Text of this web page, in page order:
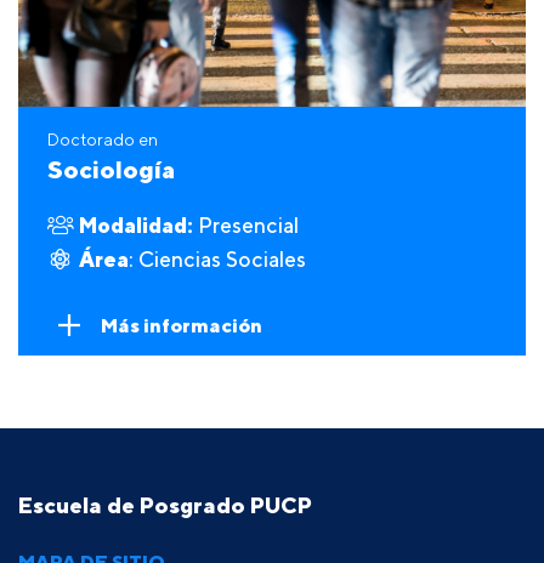
Doctorado en
Sociología
Modalidad: Presencial
Área: Ciencias Sociales
Más información
Escuela de Posgrado PUCP